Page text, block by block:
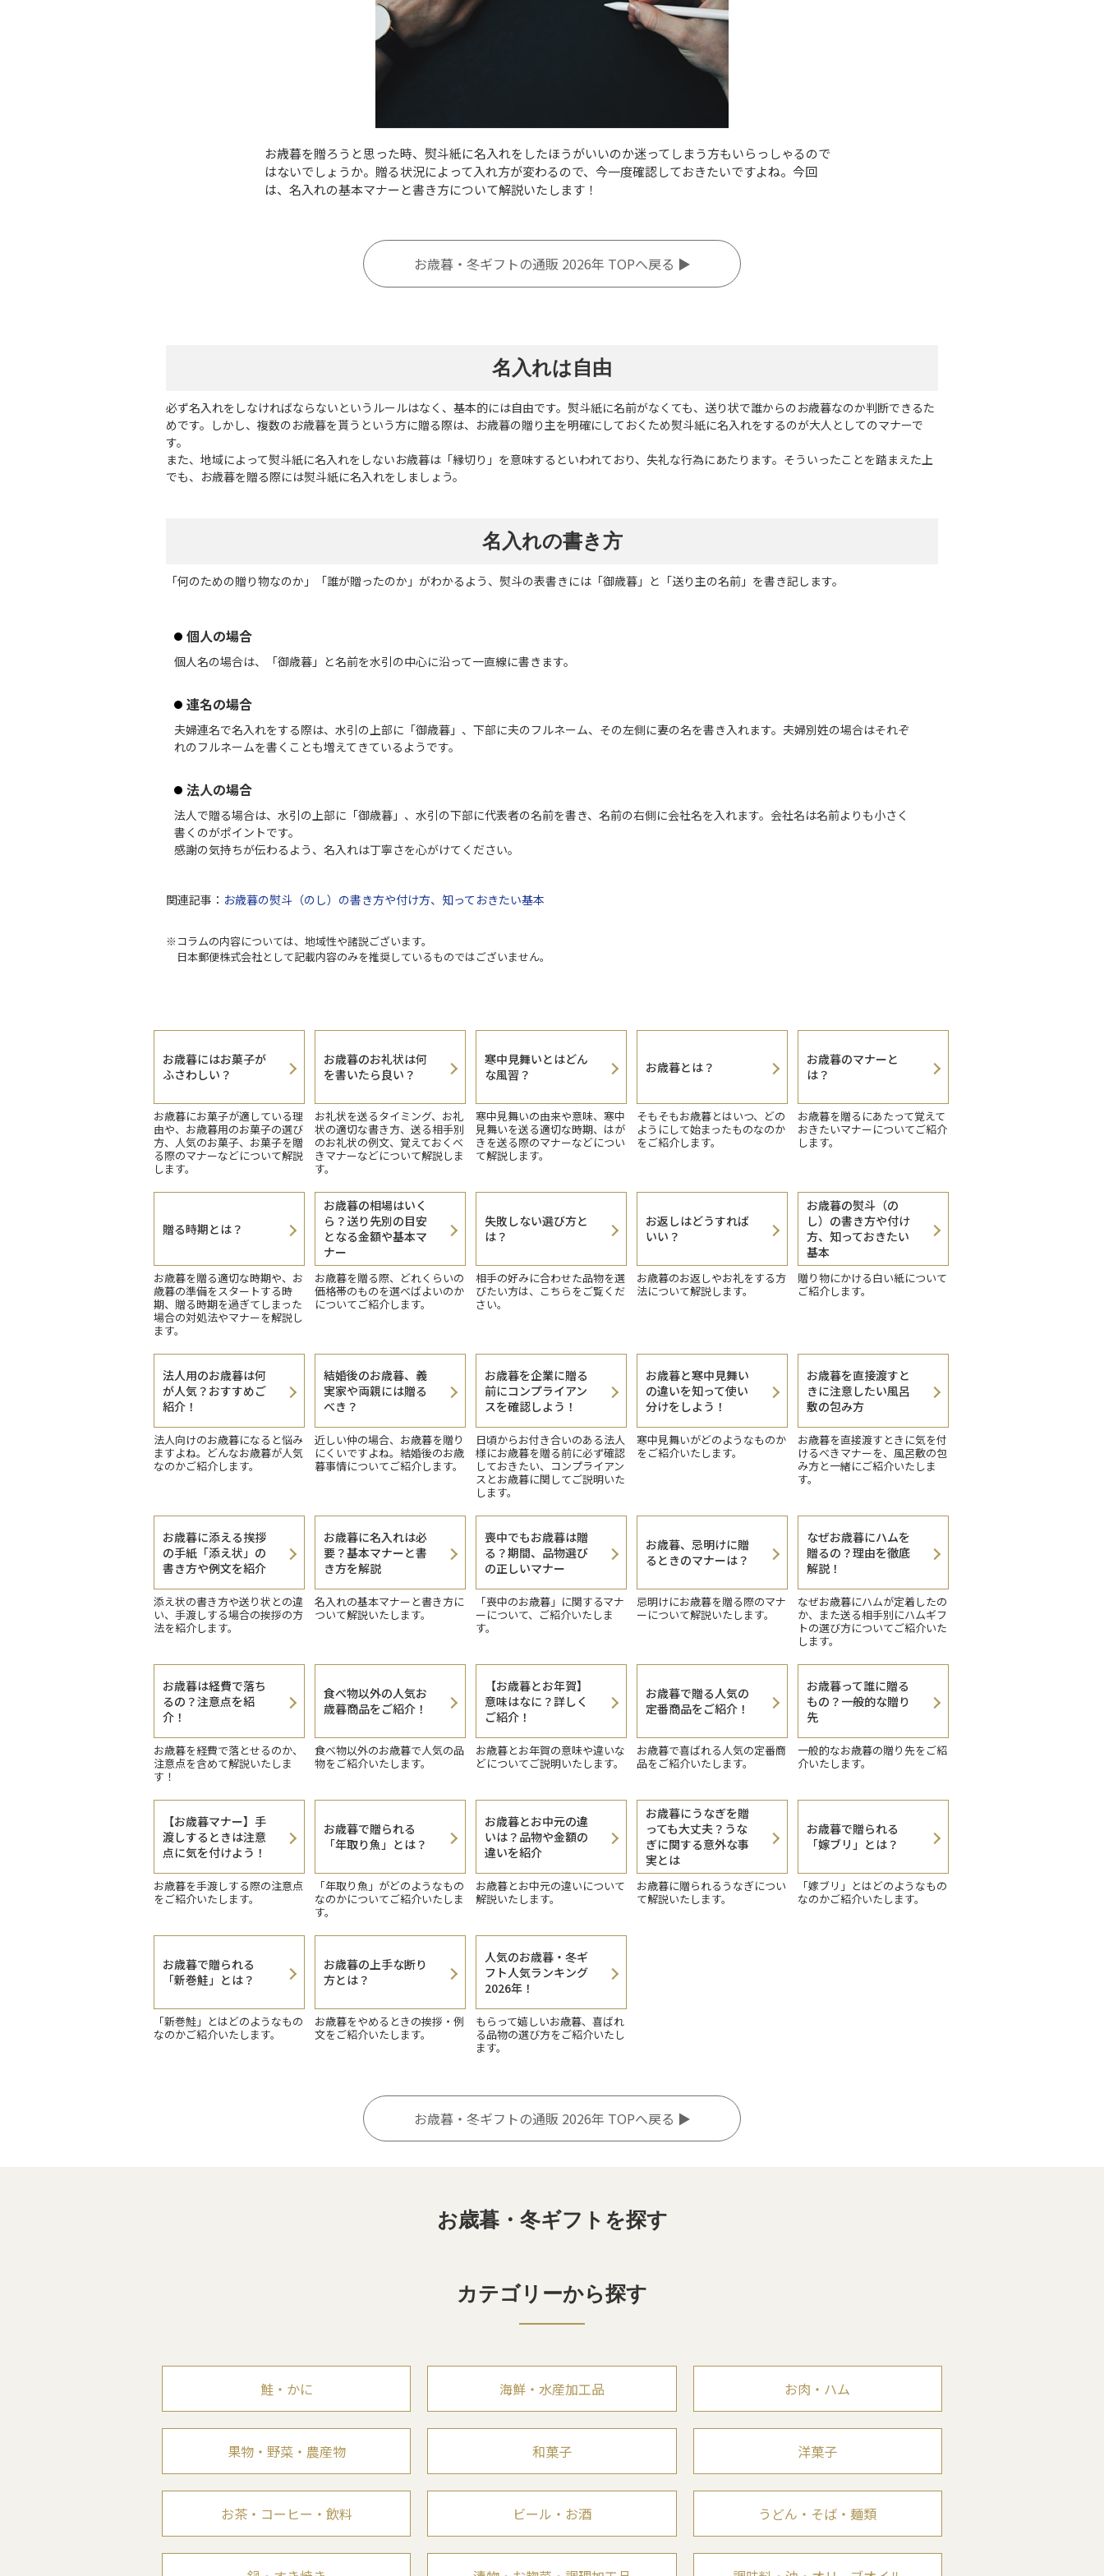
お歳暮を贈ろうと思った時、熨斗紙に名入れをしたほうがいいのか迷ってしまう方もいらっしゃるので
はないでしょうか。贈る状況によって入れ方が変わるので、今一度確認しておきたいですよね。今回
は、名入れの基本マナーと書き方について解説いたします！
お歳暮・冬ギフトの通販 2026年 TOPへ戻る ▶
名入れは自由
必ず名入れをしなければならないというルールはなく、基本的には自由です。熨斗紙に名前がなくても、送り状で誰からのお歳暮なのか判断できるた
めです。しかし、複数のお歳暮を貰うという方に贈る際は、お歳暮の贈り主を明確にしておくため熨斗紙に名入れをするのが大人としてのマナーで
す。
また、地域によって熨斗紙に名入れをしないお歳暮は「縁切り」を意味するといわれており、失礼な行為にあたります。そういったことを踏まえた上
でも、お歳暮を贈る際には熨斗紙に名入れをしましょう。
名入れの書き方
「何のための贈り物なのか」「誰が贈ったのか」がわかるよう、熨斗の表書きには「御歳暮」と「送り主の名前」を書き記します。
個人の場合
個人名の場合は、「御歳暮」と名前を水引の中心に沿って一直線に書きます。
連名の場合
夫婦連名で名入れをする際は、水引の上部に「御歳暮」、下部に夫のフルネーム、その左側に妻の名を書き入れます。夫婦別姓の場合はそれぞ
れのフルネームを書くことも増えてきているようです。
法人の場合
法人で贈る場合は、水引の上部に「御歳暮」、水引の下部に代表者の名前を書き、名前の右側に会社名を入れます。会社名は名前よりも小さく
書くのがポイントです。
感謝の気持ちが伝わるよう、名入れは丁寧さを心がけてください。
関連記事： お歳暮の熨斗（のし）の書き方や付け方、知っておきたい基本
※コラムの内容については、地域性や諸説ございます。
日本郵便株式会社として記載内容のみを推奨しているものではございません。
お歳暮にはお菓子が
ふさわしい？
お歳暮にお菓子が適している理
由や、お歳暮用のお菓子の選び
方、人気のお菓子、お菓子を贈
る際のマナーなどについて解説
します。
お歳暮のお礼状は何
を書いたら良い？
お礼状を送るタイミング、お礼
状の適切な書き方、送る相手別
のお礼状の例文、覚えておくべ
きマナーなどについて解説しま
す。
寒中見舞いとはどん
な風習？
寒中見舞いの由来や意味、寒中
見舞いを送る適切な時期、はが
きを送る際のマナーなどについ
て解説します。
お歳暮とは？
そもそもお歳暮とはいつ、どの
ようにして始まったものなのか
をご紹介します。
お歳暮のマナーと
は？
お歳暮を贈るにあたって覚えて
おきたいマナーについてご紹介
します。
贈る時期とは？
お歳暮を贈る適切な時期や、お
歳暮の準備をスタートする時
期、贈る時期を過ぎてしまった
場合の対処法やマナーを解説し
ます。
お歳暮の相場はいく
ら？送り先別の目安
となる金額や基本マ
ナー
お歳暮を贈る際、どれくらいの
価格帯のものを選べばよいのか
についてご紹介します。
失敗しない選び方と
は？
相手の好みに合わせた品物を選
びたい方は、こちらをご覧くだ
さい。
お返しはどうすれば
いい？
お歳暮のお返しやお礼をする方
法について解説します。
お歳暮の熨斗（の
し）の書き方や付け
方、知っておきたい
基本
贈り物にかける白い紙について
ご紹介します。
法人用のお歳暮は何
が人気？おすすめご
紹介！
法人向けのお歳暮になると悩み
ますよね。どんなお歳暮が人気
なのかご紹介します。
結婚後のお歳暮、義
実家や両親には贈る
べき？
近しい仲の場合、お歳暮を贈り
にくいですよね。結婚後のお歳
暮事情についてご紹介します。
お歳暮を企業に贈る
前にコンプライアン
スを確認しよう！
日頃からお付き合いのある法人
様にお歳暮を贈る前に必ず確認
しておきたい、コンプライアン
スとお歳暮に関してご説明いた
します。
お歳暮と寒中見舞い
の違いを知って使い
分けをしよう！
寒中見舞いがどのようなものか
をご紹介いたします。
お歳暮を直接渡すと
きに注意したい風呂
敷の包み方
お歳暮を直接渡すときに気を付
けるべきマナーを、風呂敷の包
み方と一緒にご紹介いたしま
す。
お歳暮に添える挨拶
の手紙「添え状」の
書き方や例文を紹介
添え状の書き方や送り状との違
い、手渡しする場合の挨拶の方
法を紹介します。
お歳暮に名入れは必
要？基本マナーと書
き方を解説
名入れの基本マナーと書き方に
ついて解説いたします。
喪中でもお歳暮は贈
る？期間、品物選び
の正しいマナー
「喪中のお歳暮」に関するマナ
ーについて、ご紹介いたしま
す。
お歳暮、忌明けに贈
るときのマナーは？
忌明けにお歳暮を贈る際のマナ
ーについて解説いたします。
なぜお歳暮にハムを
贈るの？理由を徹底
解説！
なぜお歳暮にハムが定着したの
か、また送る相手別にハムギフ
トの選び方についてご紹介いた
します。
お歳暮は経費で落ち
るの？注意点を紹
介！
お歳暮を経費で落とせるのか、
注意点を含めて解説いたしま
す！
食べ物以外の人気お
歳暮商品をご紹介！
食べ物以外のお歳暮で人気の品
物をご紹介いたします。
【お歳暮とお年賀】
意味はなに？詳しく
ご紹介！
お歳暮とお年賀の意味や違いな
どについてご説明いたします。
お歳暮で贈る人気の
定番商品をご紹介！
お歳暮で喜ばれる人気の定番商
品をご紹介いたします。
お歳暮って誰に贈る
もの？一般的な贈り
先
一般的なお歳暮の贈り先をご紹
介いたします。
【お歳暮マナー】手
渡しするときは注意
点に気を付けよう！
お歳暮を手渡しする際の注意点
をご紹介いたします。
お歳暮で贈られる
「年取り魚」とは？
「年取り魚」がどのようなもの
なのかについてご紹介いたしま
す。
お歳暮とお中元の違
いは？品物や金額の
違いを紹介
お歳暮とお中元の違いについて
解説いたします。
お歳暮にうなぎを贈
っても大丈夫？うな
ぎに関する意外な事
実とは
お歳暮に贈られるうなぎについ
て解説いたします。
お歳暮で贈られる
「嫁ブリ」とは？
「嫁ブリ」とはどのようなもの
なのかご紹介いたします。
お歳暮で贈られる
「新巻鮭」とは？
「新巻鮭」とはどのようなもの
なのかご紹介いたします。
お歳暮の上手な断り
方とは？
お歳暮をやめるときの挨拶・例
文をご紹介いたします。
人気のお歳暮・冬ギ
フト人気ランキング
2026年！
もらって嬉しいお歳暮、喜ばれ
る品物の選び方をご紹介いたし
ます。
お歳暮・冬ギフトの通販 2026年 TOPへ戻る ▶
お歳暮・冬ギフトを探す
カテゴリーから探す
鮭・かに 海鮮・水産加工品 お肉・ハム
果物・野菜・農産物 和菓子 洋菓子
お茶・コーヒー・飲料 ビール・お酒 うどん・そば・麺類